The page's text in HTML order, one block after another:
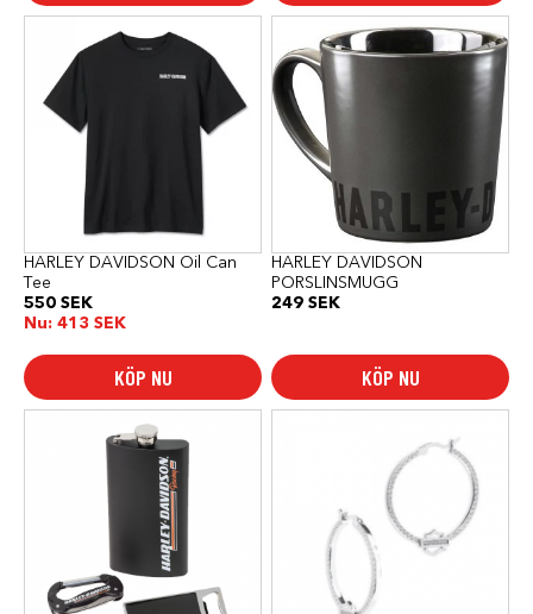
HARLEY DAVIDSON Oil Can
Tee
550 SEK
Nu: 413 SEK
KÖP NU
produkten
flera
varianter.
alternativen
produktsidan
HARLEY DAVIDSON
PORSLINSMUGG
249 SEK
KÖP NU